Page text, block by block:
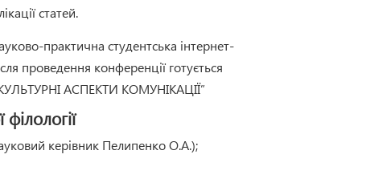
статей.
практична студентська інтернет-
проведення конференції готується
АСПЕКТИ КОМУНІКАЦІЇ”
керівник Пелипенко О.А.);